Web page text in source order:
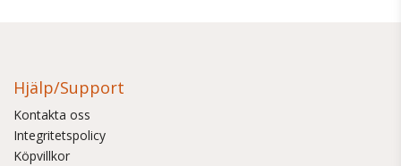
Hjälp/Support
Kontakta oss
Integritetspolicy
Köpvillkor